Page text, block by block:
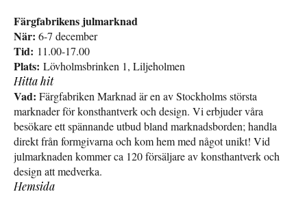
Färgfabrikens julmarknad
När: 6-7 december
Tid: 11.00-17.00
Plats: Lövholmsbrinken 1, Liljeholmen
Hitta hit
Vad: Färgfabriken Marknad är en av Stockholms största
marknader för konsthantverk och design. Vi erbjuder våra
besökare ett spännande utbud bland marknadsborden; handla
direkt från formgivarna och kom hem med något unikt! Vid
julmarknaden kommer ca 120 försäljare av konsthantverk och
design att medverka.
Hemsida